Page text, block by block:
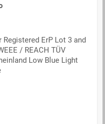
Registered ErP Lot 3 and
/ REACH TÜV
Low Blue Light